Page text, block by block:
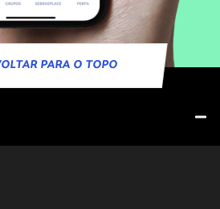
PARA O TOPO